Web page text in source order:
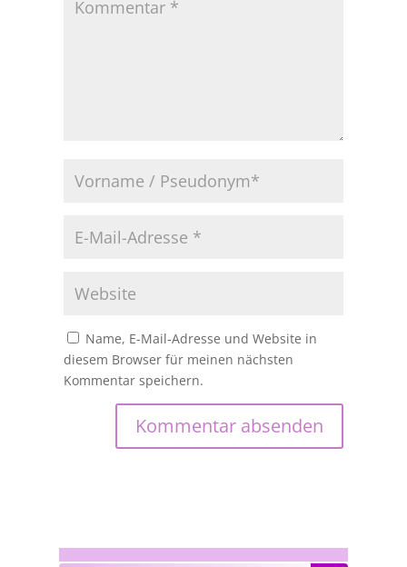
Name, E-Mail-Adresse und Website in
diesem Browser für meinen nächsten
Kommentar speichern.